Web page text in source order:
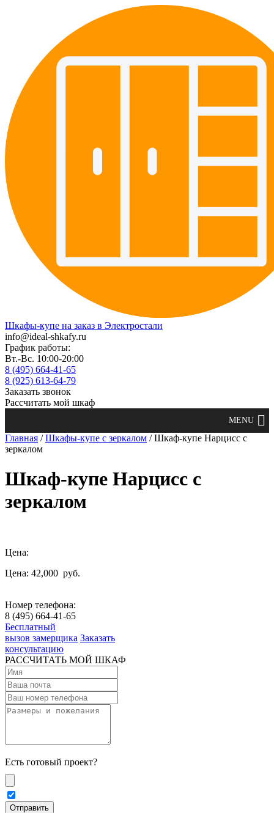
Шкафы-купе на заказ в Электростали
info@ideal-shkafy.ru
График работы:
Вт.-Вс. 10:00-20:00
8 (495) 664-41-65
8 (925) 613-64-79
Заказать звонок
Рассчитать мой шкаф
Главная /Шкафы-купе с зеркалом / Шкаф-купе Нарцисс с
зеркалом
Шкаф-купе Нарцисс с
зеркалом
Цена:
Цена: 42,000 руб.
Номер телефона:
8 (495) 664-41-65
Бесплатный
вызов замерщика Заказать
консультацию
РАССЧИТАТЬ МОЙ ШКАФ
Есть готовый проект?